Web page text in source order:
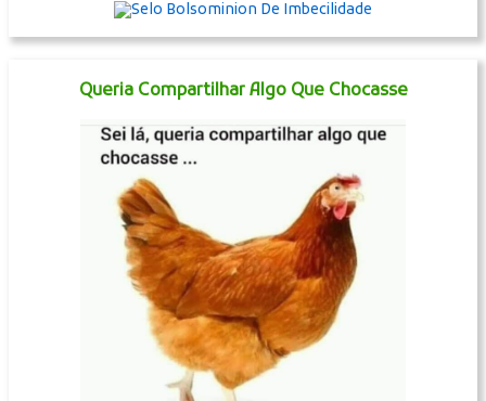
Queria Compartilhar Algo Que Chocasse